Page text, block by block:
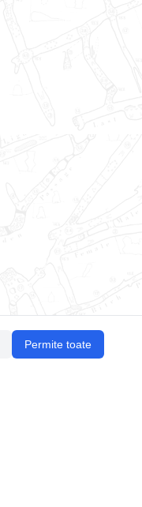
Permite toate